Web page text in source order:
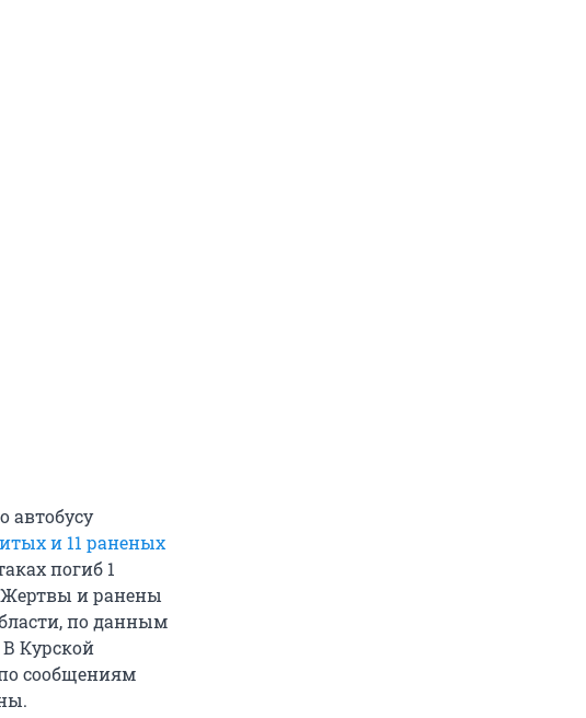
автобусу
и 11 раненых
погиб 1
Жертвы и ранены
по данным
В Курской
сообщениям